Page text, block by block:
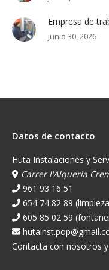
Empresa de
junio 30, 2026
Datos de contacto
Huta Instalaciones y
Carrer l'Alqueria
961 93 16 51
654 74 82 89
605 85 02 59
Contacta con nosotros